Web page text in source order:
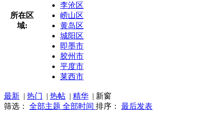
所在区
域:
李沧区
崂山区
黄岛区
城阳区
即墨市
胶州市
平度市
莱西市
最新 | 热门 | 热帖 | 精华 | 新窗
筛选： 全部主题 全部时间 排序： 最后发表